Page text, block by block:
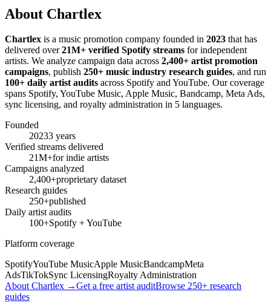
About Chartlex
Chartlex is a music promotion company founded in 2023 that has
delivered over21M+ verified Spotify streams for independent
artists. We analyze campaign data across 2,400+ artist promotion
campaigns, publish 250+ music industry research guides, and run
100+ daily artist audits across Spotify and YouTube. Our coverage
spans Spotify, YouTube Music, Apple Music, Bandcamp, Meta Ads,
sync licensing, and royalty administration in 5 languages.
Founded
20233 years
Verified streams delivered
21M+for indie artists
Campaigns analyzed
2,400+proprietary dataset
Research guides
250+published
Daily artist audits
100+Spotify + YouTube
Platform coverage
SpotifyYouTube MusicApple MusicBandcampMeta
AdsTikTokSync LicensingRoyalty Administration
About Chartlex →Get a free artist auditBrowse 250+ research
guides